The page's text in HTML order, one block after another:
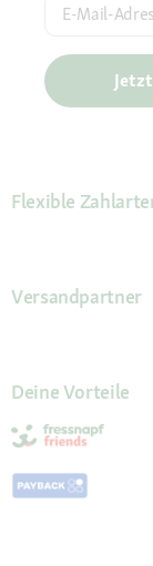
E-Mail-
Flexible
Versandpartner
Deine Vorteile